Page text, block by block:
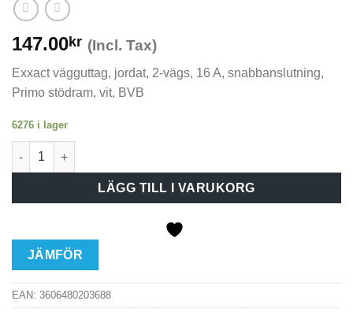
147.00kr (Incl. Tax)
Exxact vägguttag, jordat, 2-vägs, 16 A, snabbanslutning,
Primo stödram, vit, BVB
6276 i lager
Vägguttag Exxact Primo 2-vägs jordat vit mängd
LÄGG TILL I VARUKORG
JÄMFÖR
EAN: 3606480203688